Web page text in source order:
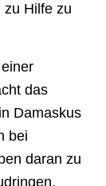
zu Hilfe zu
das
Damaskus
bei
daran zu